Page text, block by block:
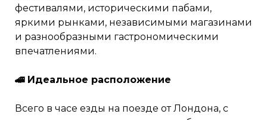
фестивалями, историческими пабами,
яркими рынками, независимыми магазинами
и разнообразными гастрономическими
впечатлениями.
🚄 Идеальное расположение
Всего в часе езды на поезде от Лондона, с